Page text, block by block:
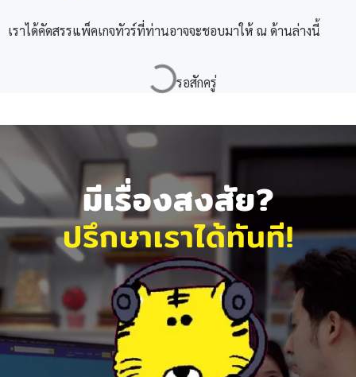
เราได้คัดสรรแพ็คเกจทัวร์ที่ท่านอาจจะชอบมาให้ ณ ด้านล่างนี้
มีเรื่องสงสัย?
ปรึกษาเราได้ทันที!